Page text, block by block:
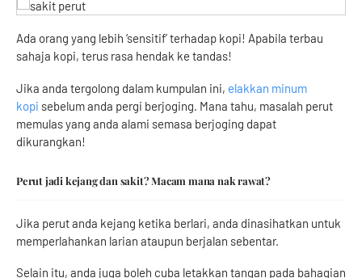
Ada orang yang lebih ‘sensitif’ terhadap kopi! Apabila terbau
sahaja kopi, terus rasa hendak ke tandas!
Jika anda tergolong dalam kumpulan ini, elakkan minum
kopi sebelum anda pergi berjoging. Mana tahu, masalah perut
memulas yang anda alami semasa berjoging dapat
dikurangkan!
Perut jadi kejang dan sakit? Macam mana nak rawat?
Jika perut anda kejang ketika berlari, anda dinasihatkan untuk
memperlahankan larian ataupun berjalan sebentar.
Selain itu, anda juga boleh cuba letakkan tangan pada bahagian